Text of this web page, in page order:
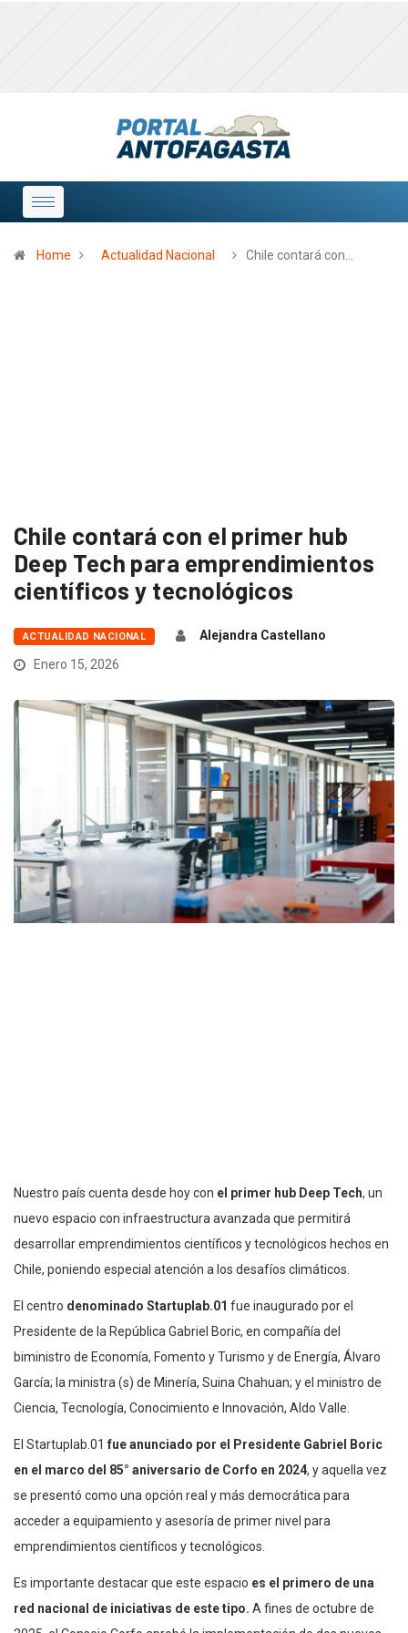
Home Actualidad Nacional Chile contará con…
Chile contará con el primer hub
Deep Tech para emprendimientos
científicos y tecnológicos
ACTUALIDAD NACIONAL
Alejandra Castellano
Enero 15, 2026
Nuestro país cuenta desde hoy con el primer hub Deep Tech, un
nuevo espacio con infraestructura avanzada que permitirá
desarrollar emprendimientos científicos y tecnológicos hechos en
Chile, poniendo especial atención a los desafíos climáticos.
El centro denominado Startuplab.01 fue inaugurado por el
Presidente de la República Gabriel Boric, en compañía del
biministro de Economía, Fomento y Turismo y de Energía, Álvaro
García; la ministra (s) de Minería, Suina Chahuan; y el ministro de
Ciencia, Tecnología, Conocimiento e Innovación, Aldo Valle.
El Startuplab.01 fue anunciado por el Presidente Gabriel Boric
en el marco del 85° aniversario de Corfo en 2024, y aquella vez
se presentó como una opción real y más democrática para
acceder a equipamiento y asesoría de primer nivel para
emprendimientos científicos y tecnológicos.
Es importante destacar que este espacio es el primero de una
red nacional de iniciativas de este tipo. A fines de octubre de